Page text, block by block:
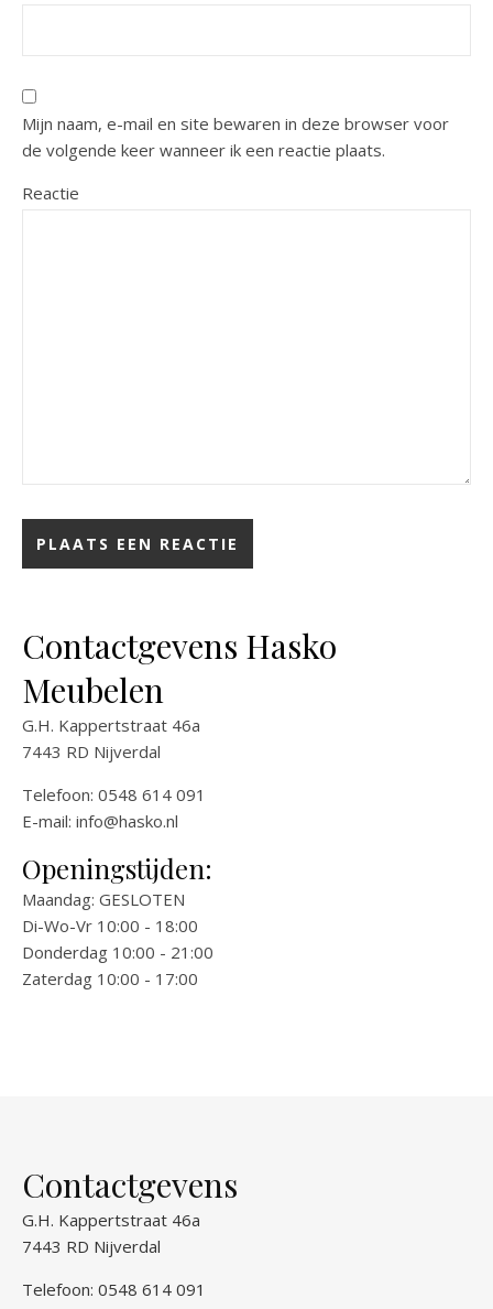
Mijn naam, e-mail en site bewaren in deze browser voor
de volgende keer wanneer ik een reactie plaats.
Reactie
Contactgevens Hasko
Meubelen
G.H. Kappertstraat 46a
7443 RD Nijverdal
Telefoon: 0548 614 091
E-mail: info@hasko.nl
Openingstijden:
Maandag: GESLOTEN
Di-Wo-Vr 10:00 - 18:00
Donderdag 10:00 - 21:00
Zaterdag 10:00 - 17:00
Contactgevens
G.H. Kappertstraat 46a
7443 RD Nijverdal
Telefoon: 0548 614 091